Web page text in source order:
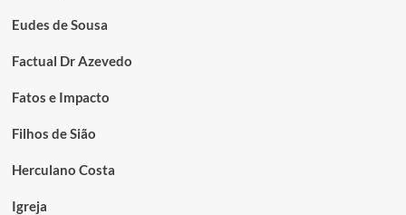
Eudes de Sousa
Factual Dr Azevedo
Fatos e Impacto
Filhos de Sião
Herculano Costa
Igreja